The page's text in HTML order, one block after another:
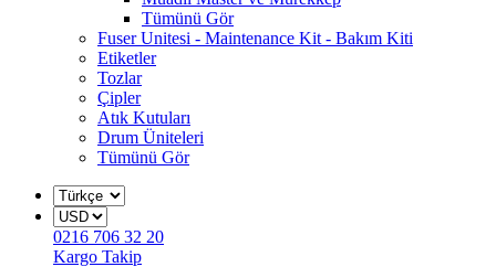
Tümünü Gör
Fuser Unitesi - Maintenance Kit - Bakım Kiti
Etiketler
Tozlar
Çipler
Atık Kutuları
Drum Üniteleri
Tümünü Gör
0216 706 32 20
Kargo Takip